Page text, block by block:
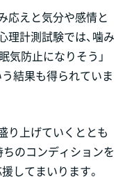
応えと気分や感情と
理計測試験では、噛み
気防止になりそう」
結果も得られていま
り上げていくととも
ちのコンディションを
してまいります。